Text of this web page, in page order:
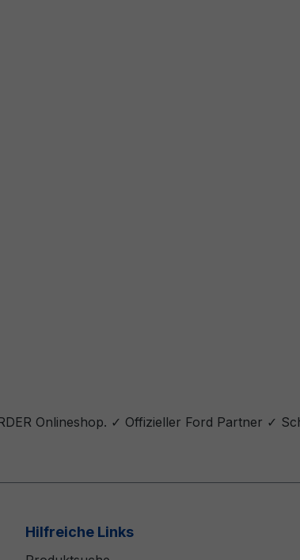
Onlineshop. ✓ Offizieller Ford Partner ✓
Hilfreiche Links